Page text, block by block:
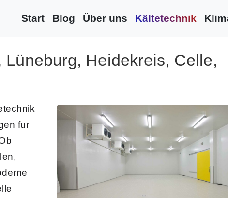
Start Blog Über uns Kältetechnik
Heidekreis, Celle,
für
,